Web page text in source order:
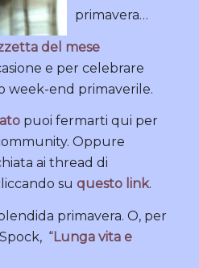
primavera…
del mese
e per celebrare
week-end primaverile.
puoi fermarti qui per
Oppure
ai thread di
su questo link.
primavera. O, per
“Lunga vita e